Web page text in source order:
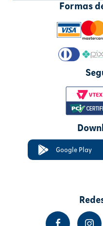
Formas
Google Play